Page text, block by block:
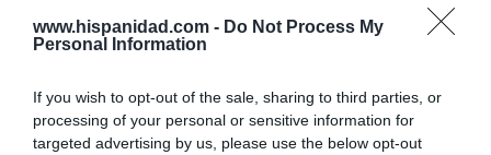
www.hispanidad.com - Do Not Process My
Personal Information
If you wish to opt-out of the sale, sharing to third parties, or
processing of your personal or sensitive information for
targeted advertising by us, please use the below opt-out
del Pilar(1896-1936). El padre Andrés tenía una
cátedras, de Teología alguna vez, pero de Ciencias
casi siempre. Se había especializado en las